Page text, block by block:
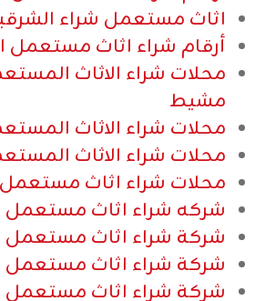
اثاث مستعمل شراء
أرقام شراء اثاث مستعمل
محلات شراء الاثاث
مشيط
محلات شراء الاثاث
محلات شراء الاثاث
محلات شراء اثاث
شركه شراء اثاث مستعمل
شركة شراء اثاث مستعمل
شركة شراء اثاث مستعمل
شركة شراء اثاث مستعمل